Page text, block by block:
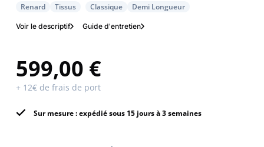
Renard Tissus Classique Demi Longueur
Voir le descriptif Guide d'entretien
599,00 €
+ 12€ de frais de port
Sur mesure : expédié sous 15 jours à 3 semaines